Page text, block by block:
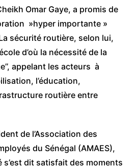
Omar Gaye, a promis de
»hyper importante »
sécurité routière, selon lui,
d’où la nécessité de la
appelant les acteurs à
l’éducation,
routière entre
de l’Association des
du Sénégal (AMAES),
s’est dit satisfait des moments